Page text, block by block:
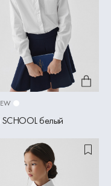
SCHOOL белый